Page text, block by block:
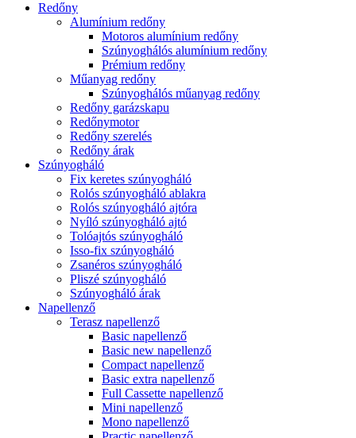
Redőny
Alumínium redőny
Motoros alumínium redőny
Szúnyoghálós alumínium redőny
Prémium redőny
Műanyag redőny
Szúnyoghálós műanyag redőny
Redőny garázskapu
Redőnymotor
Redőny szerelés
Redőny árak
Szúnyogháló
Fix keretes szúnyogháló
Rolós szúnyogháló ablakra
Rolós szúnyogháló ajtóra
Nyíló szúnyogháló ajtó
Tolóajtós szúnyogháló
Isso-fix szúnyogháló
Zsanéros szúnyogháló
Pliszé szúnyogháló
Szúnyogháló árak
Napellenző
Terasz napellenző
Basic napellenző
Basic new napellenző
Compact napellenző
Basic extra napellenző
Full Cassette napellenző
Mini napellenző
Mono napellenző